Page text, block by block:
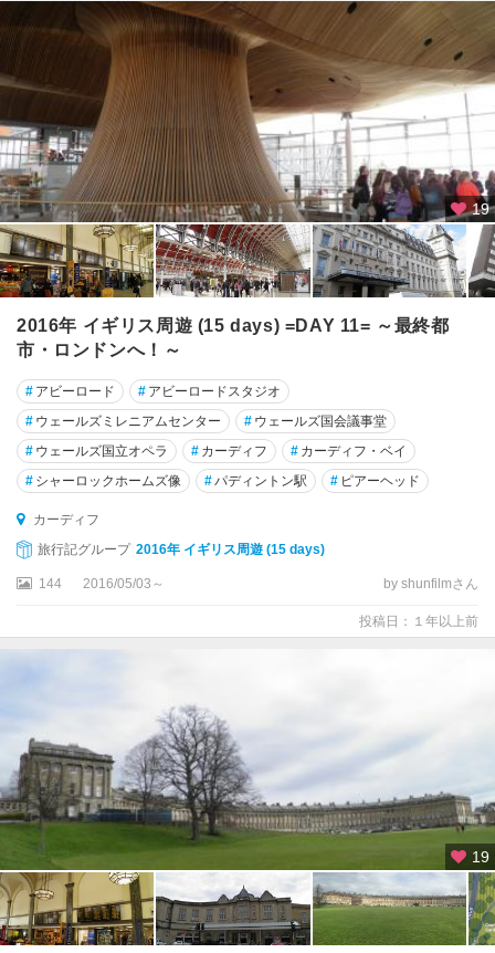
ン
ト
ス
ー
ド
ニ
ア
国
立
公
園
辺
セ
ブ
ン
・
シ
ス
タ
ー
ズ
周
ア
ン
ド
リ
ズ
ソ
19
2016年 イギリス周遊 (15 days) =DAY 11= ～最終都
市・ロンドンへ！～
# アビーロード # アビーロードスタジオ
# ウェールズミレニアムセンター # ウェールズ国会議事堂
# ウェールズ国立オペラ # カーディフ # カーディフ・ベイ
# シャーロックホームズ像 #パディントン駅 # ピアーヘッド
カーディフ
旅行記グループ 2016年 イギリス周遊 (15 days)
144 2016/05/03～ by shunfilmさん
投稿日：１年以上前
19